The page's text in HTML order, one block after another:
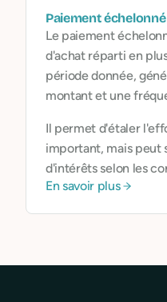
Paiement échelonné
Le paiement
d'achat réparti en
période donnée,
montant et une
Il permet d'étaler
important, mais peut
d'intérêts selon les
En savoir plus